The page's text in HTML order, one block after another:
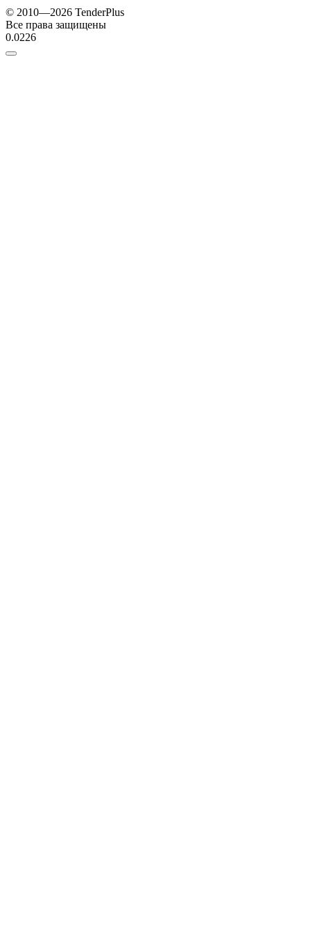
© 2010—2026 TenderPlus
Все права защищены
0.0226